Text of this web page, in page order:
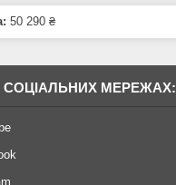
50 290 ₴
СОЦІАЛЬНИХ МЕРЕЖАХ: